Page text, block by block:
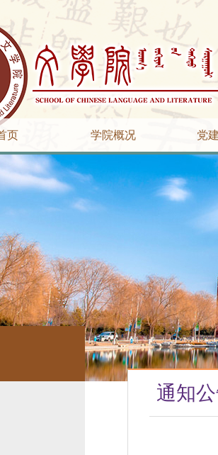
页 学院概况 党
通知